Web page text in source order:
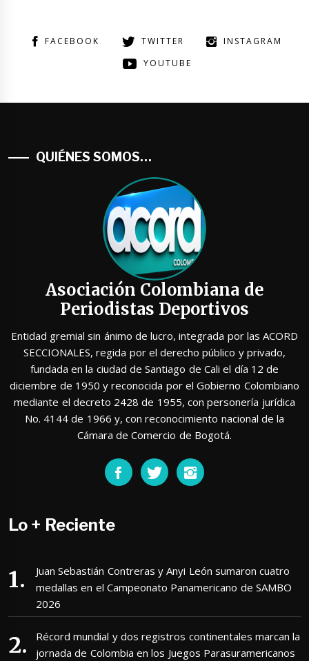
FACEBOOK TWITTER
INSTAGRAM
YOUTUBE
QUIÉNES SOMOS…
Asociación Colombiana de
Periodistas Deportivos
Entidad gremial sin ánimo de lucro, integrada por las ACORD
SECCIONALES, regida por el derecho público y privado,
fundada en la ciudad de Santiago de Cali el día 12 de
diciembre de 1950 y reconocida por el Gobierno Colombiano
mediante el decreto 2428 de 1955, con personería jurídica
No. 4144 de 1966 y, con reconocimiento nacional de la
Cámara de Comercio de Bogotá.
Lo + Reciente
Juan Sebastián Contreras y Anyi León sumaron cuatro
medallas en el Campeonato Panamericano de SAMBO
2026
Récord mundial y dos registros continentales marcan la
jornada de Colombia en los Juegos Parasuramericanos